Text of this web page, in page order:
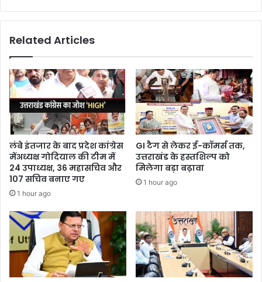
Related Articles
लंबे इंतजार के बाद प्रदेश कांग्रेस
मेंअध्यक्ष गोदियाल की टीम में
24 उपाध्यक्ष, 36 महासचिव और
107 सचिव बनाए गए
1 hour ago
GI टैग से लेकर ई-कॉमर्स तक,
उत्तराखंड के हस्तशिल्प को
मिलेगा बड़ा बढ़ावा
1 hour ago